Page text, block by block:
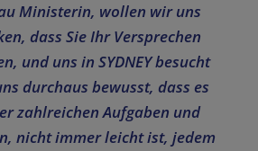
Ministerin, wollen wir uns
dass Sie Ihr Versprechen
und uns in SYDNEY besucht
durchaus bewusst, dass es
zahlreichen Aufgaben und
nicht immer leicht ist, jedem